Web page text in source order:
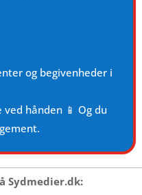
og begivenheder i
hånden 📱 Og du
Sydmedier.dk: